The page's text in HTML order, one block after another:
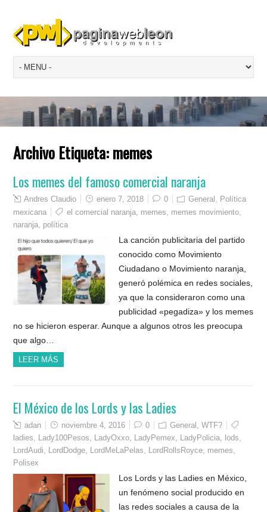
Archivo Etiqueta:memes
Los memes del famoso comercial naranja
Andres Claudio enero 7, 2018 0 General
Política
mexicana
el comercial naranja memes memes movimiento
naranja política
La canción publicitaria del partido
conocido como Movimiento
Ciudadano o Movimiento naranja,
generó polémica en redes sociales,
ya que la consideraron como una
publicidad «pegadiza» y los memes
no se hicieron esperar. Aunque a algunos otros les preocupa
que algo…
LEER MÁS
El México de los Lords y las Ladies
adan noviembre 4, 2016 0 General ,WTF?
ladies
Lady100Pesos LadyOxxo LadyPemex LadyPolicia lods
LordAudi
LordDodge LordMeLaPelas LordRollsRoyce memes
Polisex
Los Lords y las Ladies en México,
un fenómeno social producido en
las redes sociales a causa de la